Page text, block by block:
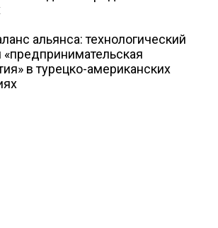
альянса: технологический
«предпринимательская
в турецко-американских